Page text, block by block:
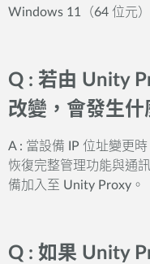
Windows 11（64 位元
Q : 若由 Unity
改變，會發生什
A : 當設備 IP 位址變更
恢復完整管理功能與通
備加入至 Unity Proxy。
Q : 如果 Unity